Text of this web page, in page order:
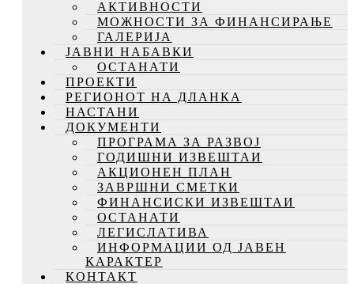
АКТИВНОСТИ
МОЖНОСТИ ЗА ФИНАНСИРАЊЕ
ГАЛЕРИЈА
ЈАВНИ НАБАВКИ
ОСТАНАТИ
ПРОЕКТИ
РЕГИОНОТ НА ДЛАНКА
НАСТАНИ
ДОКУМЕНТИ
ПРОГРАМА ЗА РАЗВОЈ
ГОДИШНИ ИЗВЕШТАИ
АКЦИОНЕН ПЛАН
ЗАВРШНИ СМЕТКИ
ФИНАНСИСКИ ИЗВЕШТАИ
ОСТАНАТИ
ЛЕГИСЛАТИВА
ИНФОРМАЦИИ ОД ЈАВЕН
КАРАКТЕР
КОНТАКТ